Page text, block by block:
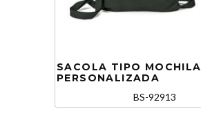
SACOLA TIPO MOCHILA
PERSONALIZADA
BS-92913